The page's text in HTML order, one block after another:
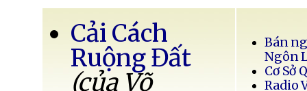
Cải Cách
Ruộng Đất
(của Võ
Bán
Ngôn
Cơ Sở
Radio